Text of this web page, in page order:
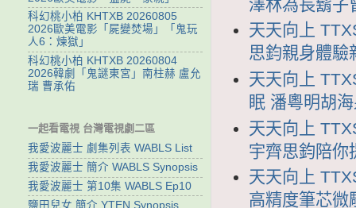
澤林為長鬍子
天天向上
思鈞親身體驗
天天向上
眠 潘粵明胡
天天向上
宇齊思鈞陪你
天天向上
高精度筆芯微
科幻桃小柏 KHTXB 20260805
2026歐美電影「屍變焚場」「鬼玩
人6：煉獄」
科幻桃小柏 KHTXB 20260804
2026韓劇「鬼謎東宮」南柱赫 盧允
瑞 曹承佑
一起看電視 台灣電視劇二區
我愛波麗士 劇集列表 WABLS List
我愛波麗士 簡介 WABLS Synopsis
我愛波麗士 第10集 WABLS Ep10
鹽田兒女 簡介 YTEN Synopsis